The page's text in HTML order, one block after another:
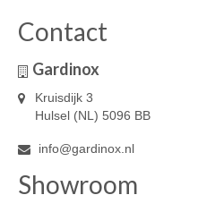
Contact
Gardinox
Kruisdijk 3
Hulsel (NL) 5096 BB
info@gardinox.nl
Showroom